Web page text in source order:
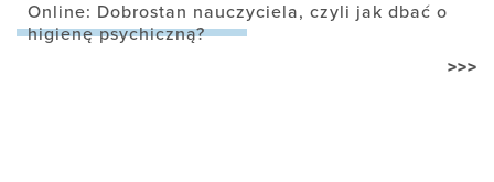
Online: Dobrostan nauczyciela, czyli jak dbać o
higienę psychiczną?
>>>